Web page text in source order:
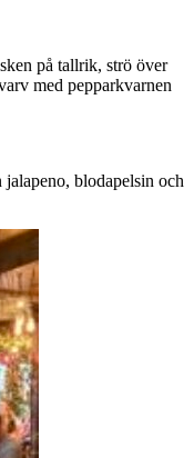
på tallrik, strö över
med pepparkvarnen
blodapelsin och